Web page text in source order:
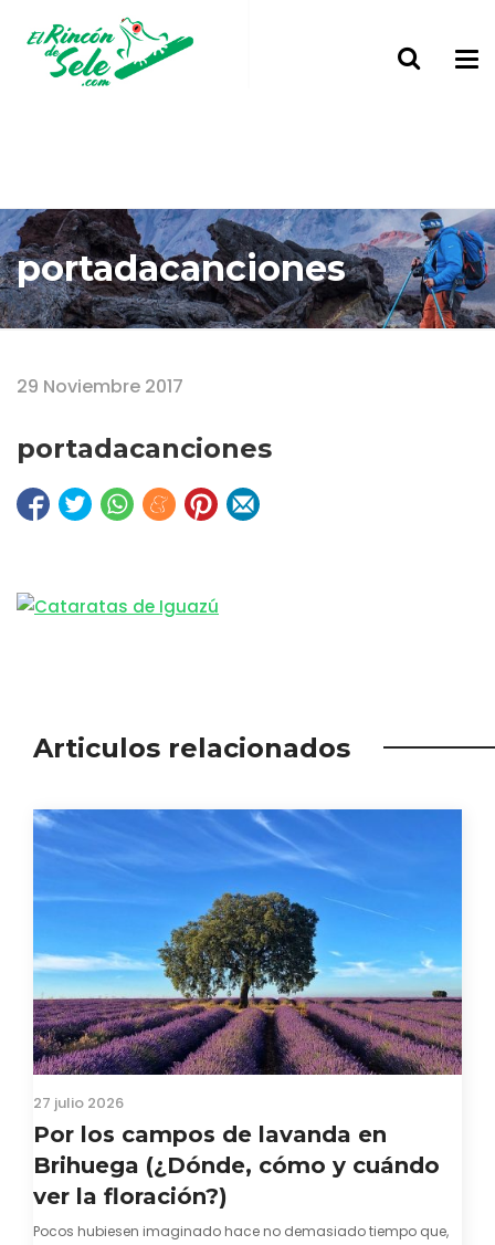
portadacanciones
29 Noviembre 2017
portadacanciones
Articulos relacionados
27 julio 2026
Por los campos de lavanda en
Brihuega (¿Dónde, cómo y cuándo
ver la floración?)
Pocos hubiesen imaginado hace no demasiado tiempo que,